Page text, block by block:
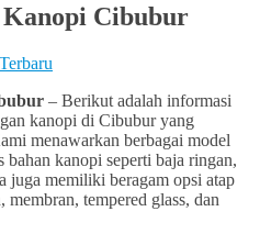
Kanopi Cibubur
– Berikut adalah informasi
kanopi di Cibubur yang
menawarkan berbagai model
bahan kanopi seperti baja ringan,
juga memiliki beragam opsi atap
tempered glass, dan